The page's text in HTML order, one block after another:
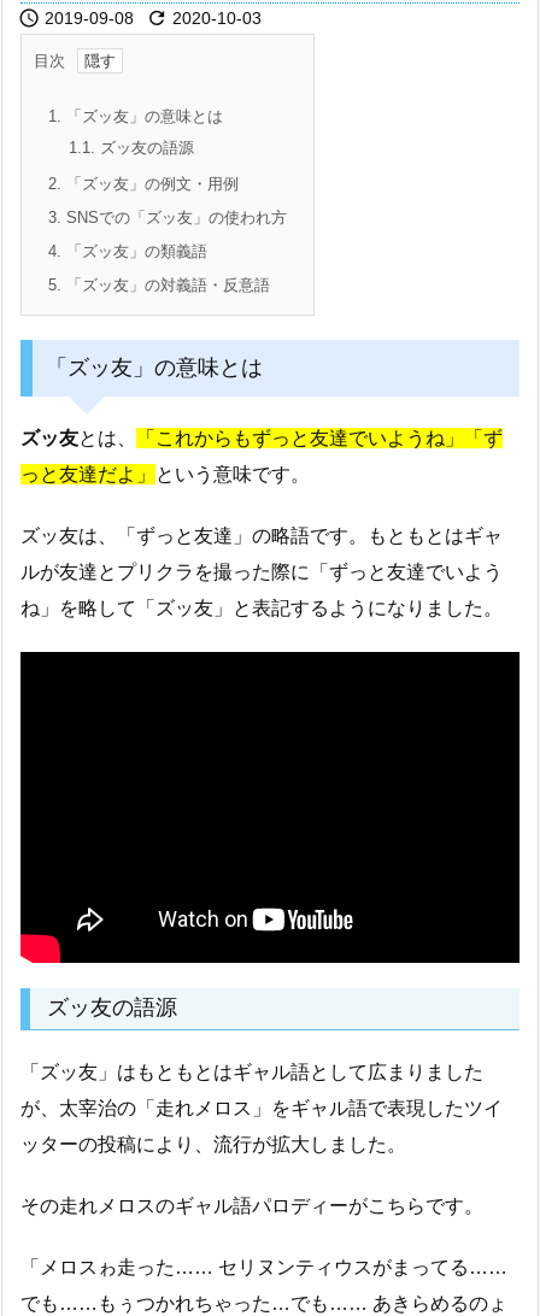
 2019-09-08  2020-10-03
目次
1. 「ズッ友」の意味とは
1.1. ズッ友の語源
2. 「ズッ友」の例文・用例
3. SNSでの「ズッ友」の使われ方
4. 「ズッ友」の類義語
5. 「ズッ友」の対義語・反意語
「ズッ友」の意味とは
ズッ友とは、
「これからもずっと友達でいようね」「ず
っと友達だよ」
という意味です。
ズッ友は、「ずっと友達」の略語です。もともとはギャ
ルが友達とプリクラを撮った際に「ずっと友達でいよう
ね」を略して「ズッ友」と表記するようになりました。
ズッ友の語源
「ズッ友」はもともとはギャル語として広まりました
が、太宰治の「走れメロス」をギャル語で表現したツイ
ッターの投稿により、流行が拡大しました。
その走れメロスのギャル語パロディーがこちらです。
「メロスゎ走った…… セリヌンティウスがまってる……
でも……もぅつかれちゃった…でも…… あきらめるのょ